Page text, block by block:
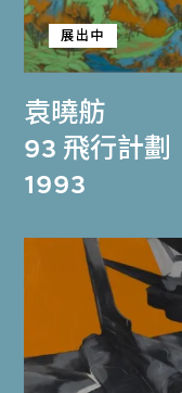
袁曉舫
展出中
93 飛行計劃
1993